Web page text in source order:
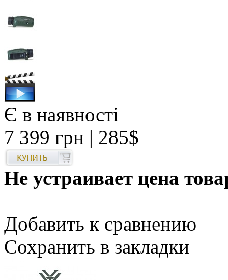
Є в наявності
7 399 грн | 285$
Не устраивает цена
Добавить к сравнению
Сохранить в закладки